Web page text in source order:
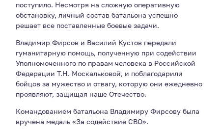
поступило. Несмотря на сложную оперативную
обстановку, личный состав батальона успешно
решает все поставленные боевые задачи.
Владимир Фирсов и Василий Кустов передали
гуманитарную помощь, полученную при содействии
Уполномоченного по правам человека в Российской
Федерации Т.Н. Москальковой, и поблагодарили
бойцов за мужество и отвагу, которую они ежедневно
проявляют, защищая наше Отечество.
Командованием батальона Владимиру Фирсову была
вручена медаль «За содействие СВО».